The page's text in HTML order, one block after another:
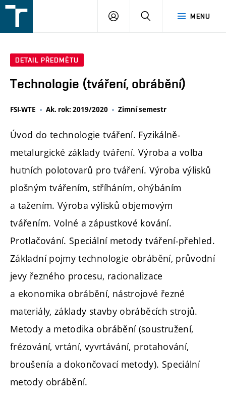
v
MENU
PŘIHLÁŠENÍ
DETAIL PŘEDMĚTU
Technologie (tváření, obrábění)
FSI-WTE Ak. rok: 2019/2020 Zimní semestr
Úvod do technologie tváření. Fyzikálně-
metalurgické základy tváření. Výroba a volba
hutních polotovarů pro tváření. Výroba výlisků
plošným tvářením, stříháním, ohýbáním
a tažením. Výroba výlisků objemovým
tvářením. Volné a zápustkové kování.
Protlačování. Speciální metody tváření-přehled.
Základní pojmy technologie obrábění, průvodní
jevy řezného procesu, racionalizace
a ekonomika obrábění, nástrojové řezné
materiály, základy stavby obráběcích strojů.
Metody a metodika obrábění (soustružení,
frézování, vrtání, vyvrtávání, protahování,
broušenía a dokončovací metody). Speciální
metody obrábění.